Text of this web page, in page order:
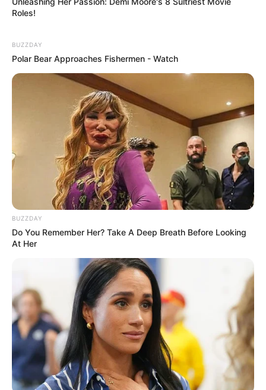
7 Manfaat Baik Daun
Sungkai, Dianggap Bisa
Obati Covid-19?
13 Manfaat Daun Ciplukan
dan Buahnya, Bisa
Mengatasi Sariawan
13 Manfaat Yakult Baik
untuk Kesehatan Usus
Asal Usul Cuka, Beragam
Jenis dan Manfaatnya
untuk Kesehatan
Roles!
BUZZDAY
Polar Bear Approaches Fishermen - Watch
BUZZDAY
Do You Remember Her? Take A Deep Breath Before Looking
At Her